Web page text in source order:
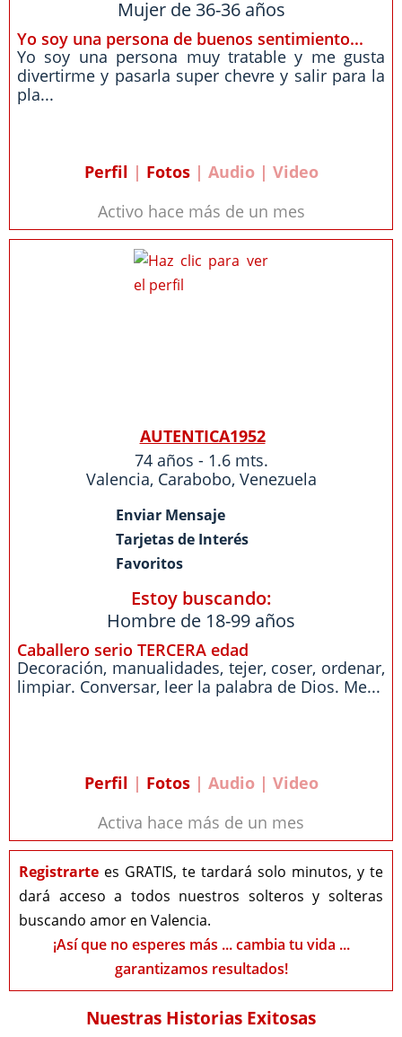
Mujer de 36-36 años
Yo soy una persona de buenos sentimiento...
Yo soy una persona muy tratable y me gusta
divertirme y pasarla super chevre y salir para la
pla...
Perfil | Fotos| Audio | Video
Activo hace más de un mes
AUTENTICA1952
74 años - 1.6 mts.
Valencia, Carabobo, Venezuela
Enviar Mensaje
Tarjetas de Interés
Favoritos
Estoy buscando:
Hombre de 18-99 años
Caballero serio TERCERA edad
Decoración, manualidades, tejer, coser, ordenar,
limpiar. Conversar, leer la palabra de Dios. Me...
Perfil | Fotos| Audio | Video
Activa hace más de un mes
Registrarte es GRATIS, te tardará solo minutos, y te
dará acceso a todos nuestros solteros y solteras
buscando amor en Valencia.
¡Así que no esperes más ... cambia tu vida ...
garantizamos resultados!
Nuestras Historias Exitosas